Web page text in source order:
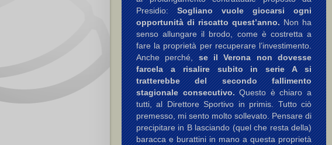
Presidio:Sogliano vuole giocarsi ogni
opportunità di riscatto quest’anno.Non ha
senso allungare il brodo, come è costretta a
fare la proprietà per recuperare l’investimento.
Anche perché,se il Verona non dovesse
farcela a risalire subito in serie A si
tratterebbe del secondo fallimento
stagionale consecutivo.Questo è chiaro a
tutti, al Direttore Sportivo in primis. Tutto ciò
premesso, mi sento molto sollevato. Pensare di
precipitare in B lasciando (quel che resta della)
baracca e burattini in mano a questa proprietà